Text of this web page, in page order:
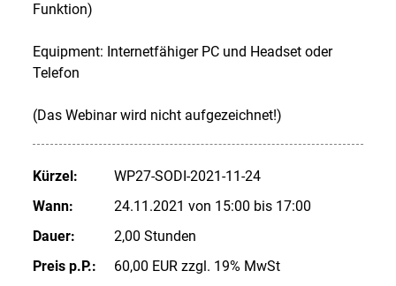
Funktion)
Equipment: Internetfähiger PC und Headset oder
Telefon
(Das Webinar wird nicht aufgezeichnet!)
Kürzel:
WP27-SODI-2021-11-24
Wann:
24.11.2021 von 15:00 bis 17:00
Dauer:
2,00 Stunden
Preis p.P.:
60,00 EUR zzgl. 19% MwSt